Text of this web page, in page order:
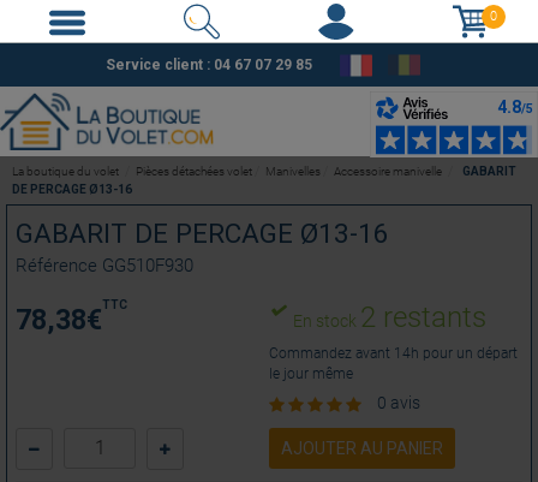
0
Service client : 04 67 07 29 85
GABARIT DE PERCAGE Ø13-16
Référence GG510F930
78,38€TTC
En stock 2 restants
Commandez avant 14h pour un départ
le jour même
0 avis
AJOUTER AU PANIER
La boutique du volet Pièces détachées volet Manivelles Accessoire manivelle
GABARIT
DE PERCAGE Ø13-16